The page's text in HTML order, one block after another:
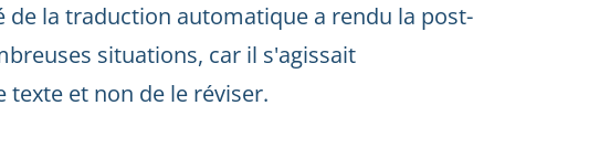
de la traduction automatique a rendu la post-
situations, car il s'agissait
et non de le réviser.